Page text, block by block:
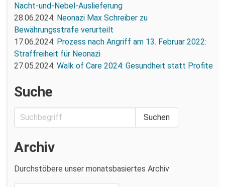
Nacht-und-Nebel-Auslieferung
28.06.2024: Neonazi Max Schreiber zu
Bewährungsstrafe verurteilt
17.06.2024: Prozess nach Angriff am 13. Februar 2022:
Straffreiheit für Neonazi
27.05.2024: Walk of Care 2024: Gesundheit statt Profite
Suche
Archiv
Durchstöbere unser monatsbasiertes Archiv